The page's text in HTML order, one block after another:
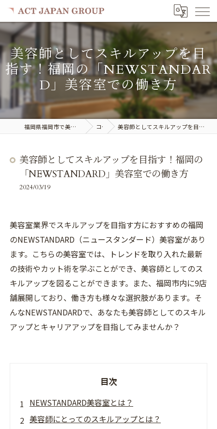
美容師としてスキルアップを目
指す！福岡の「NEWSTANDAR
D」美容室での働き方
福岡県福岡市で美容室の求人ならACT JAPAN GROUP コラム 美容師としてスキルアップを目指す！福岡の「NEWSTANDARD」美容室での働き方
美容師としてスキルアップを目指す！福岡の
「NEWSTANDARD」美容室での働き方
2024/03/19
美容室業界でスキルアップを目指す方におすすめの福岡
のNEWSTANDARD（ニュースタンダード）美容室があり
ます。こちらの美容室では、トレンドを取り入れた最新
の技術やカット術を学ぶことができ、美容師としてのス
キルアップを図ることができます。また、福岡市内に9店
舗展開しており、働き方も様々な選択肢があります。そ
んなNEWSTANDARDで、あなたも美容師としてのスキル
アップとキャリアアップを目指してみませんか？
目次
NEWSTANDARD美容室とは？
美容師にとってのスキルアップとは？